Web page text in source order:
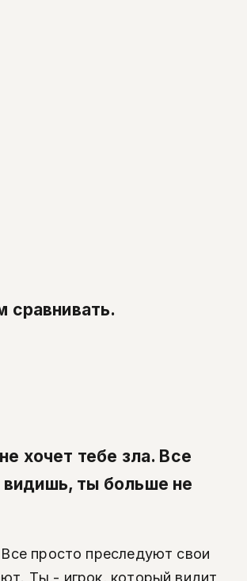
сравнивать.
хочет тебе зла. Все
видишь, ты больше не
просто преследуют свои
Ты - игрок, который видит